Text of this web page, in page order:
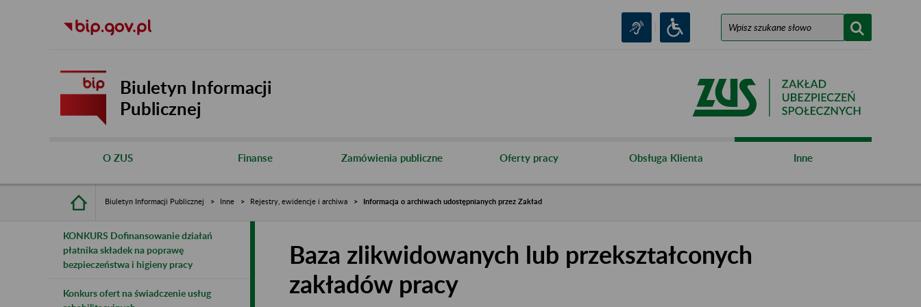
Biuletyn Informacji
Publicznej
O ZUS Finanse Zamówienia publiczne Oferty pracy Obsługa Klienta Inne
Biuletyn Informacji Publicznej Inne Rejestry, ewidencje i archiwa Informacja o archiwach udostępnianych przez Zakład
KONKURS Dofinansowanie działań
płatnika składek na poprawę
bezpieczeństwa i higieny pracy
Konkurs ofert na świadczenie usług
Baza zlikwidowanych lub przekształconych
zakładów pracy